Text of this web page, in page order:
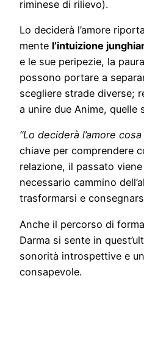
riminese di rilievo).
Lo deciderà l’amore
mente l’intuizione
e le sue peripezie, la
possono portare a
scegliere strade diverse;
a unire due Anime, quelle
“Lo deciderà l’amore
chiave per comprendere
relazione, il passato
necessario cammino
trasformarsi e
Anche il percorso di
Darma si sente in
sonorità introspettive e
consapevole.